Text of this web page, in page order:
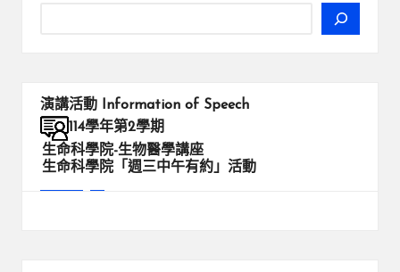
演講活動 Information of Speech
114學年第2學期
生命科學院-生物醫學講座
生命科學院「週三中午有約」活動